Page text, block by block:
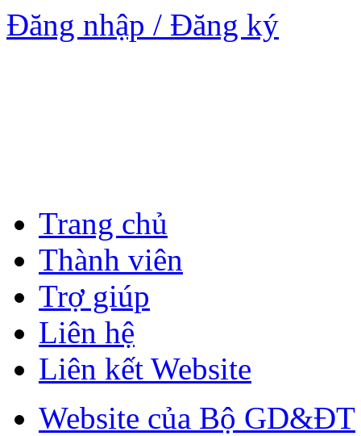
Đăng nhập / Đăng ký
Trang chủ
Thành viên
Trợ giúp
Liên hệ
Liên kết Website
Website của Bộ GD&ĐT